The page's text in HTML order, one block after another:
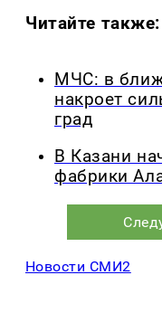
Читайте также:
МЧС: в
накроет
град
В Казани
фабрики
Новости СМИ2